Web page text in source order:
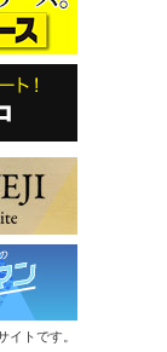
トです。